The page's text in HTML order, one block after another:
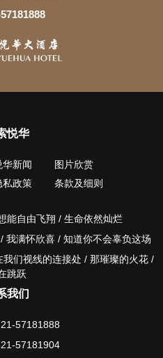
悦华
华新闻
图片欣赏
私政策 条款及细则
能自由飞翔 / 生命依然灿烂
我满怀欣喜 / 知道你不会辜负这场
们视线的连接处 / 那璀璨的火花 /
跳跃
我们
57181888
57181904